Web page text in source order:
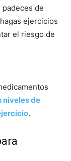
de
ejercicios
el riesgo de
niveles de
.